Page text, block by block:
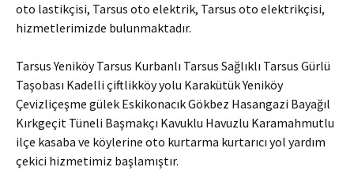
oto lastikçisi, Tarsus oto elektrik, Tarsus oto elektrikçisi,
hizmetlerimizde bulunmaktadır.
Tarsus Yeniköy Tarsus Kurbanlı Tarsus Sağlıklı Tarsus Gürlü
Taşobası Kadelli çiftlikköy yolu Karakütük Yeniköy
Çevizliçeşme gülek Eskikonacık Gökbez Hasangazi Bayağıl
Kırkgeçit Tüneli Başmakçı Kavuklu Havuzlu Karamahmutlu
ilçe kasaba ve köylerine oto kurtarma kurtarıcı yol yardım
çekici hizmetimiz başlamıştır.